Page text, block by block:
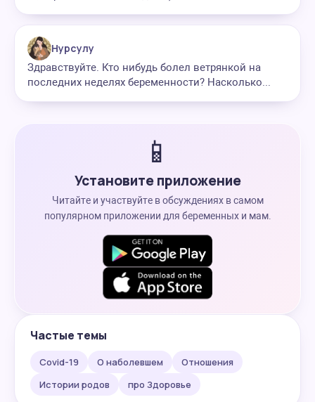
Нурсулу
Здравствуйте. Кто нибудь болел ветрянкой на
последних неделях беременности? Насколько...
📱
Установите приложение
Читайте и участвуйте в обсуждениях в самом
популярном приложении для беременных и мам.
Частые темы
Covid-19 О наболевшем
Отношения
Истории родов
про Здоровье